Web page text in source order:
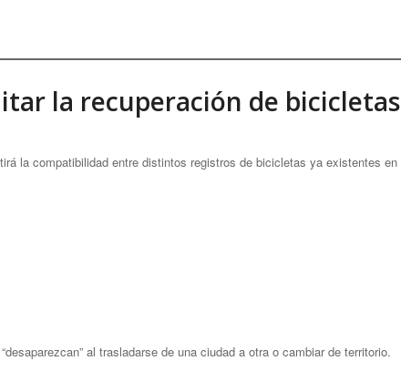
la recuperación de bicicletas
la compatibilidad entre distintos registros de bicicletas ya existentes en
al trasladarse de una ciudad a otra o cambiar de territorio.